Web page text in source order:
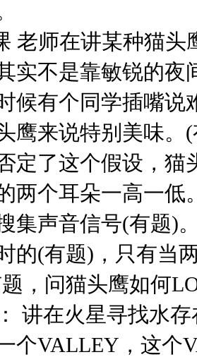
师在讲某种猫头
实不是靠敏锐的
候有个同学插嘴
鹰来说特别美味
定了这个假设，猫
两个耳朵一高一低
集声音信号(有题)
的(有题)，只有当
，问猫头鹰如何
在火星寻找水存
个VALLEY，这个